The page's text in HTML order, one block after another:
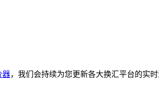
器，我们会持续为您更新各大换汇平台的实时